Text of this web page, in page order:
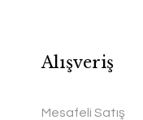
Alışveriş
Mesafeli Satış